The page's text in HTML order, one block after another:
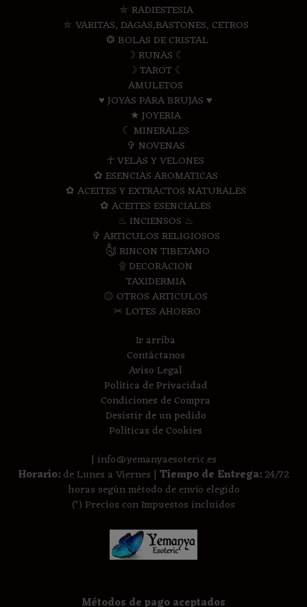
⛤ RADIESTESIA
⛤ VARITAS, DAGAS,BASTONES, CETROS
❂ BOLAS DE CRISTAL
☽ RUNAS ☾
☽ TAROT ☾
AMULETOS
♥ JOYAS PARA BRUJAS ♥
★ JOYERIA
☾ MINERALES
✞ NOVENAS
☥ VELAS Y VELONES
✿ ESENCIAS AROMATICAS
✿ ACEITES Y EXTRACTOS NATURALES
✿ ACEITES ESENCIALES
♨ INCIENSOS ♨
✞ ARTICULOS RELIGIOSOS
༃ RINCON TIBETANO
۩ DECORACION
TAXIDERMIA
۞ OTROS ARTICULOS
✂ LOTES AHORRO
Ir arriba
Contáctanos
Aviso Legal
Política de Privacidad
Condiciones de Compra
Desistir de un pedido
Políticas de Cookies
| info@yemanyaesoteric.es
Horario:de Lunes a Viernes | Tiempo de Entrega:24/72
horas según método de envío elegido
(*) Precios con Impuestos incluidos
Métodos de pago aceptados